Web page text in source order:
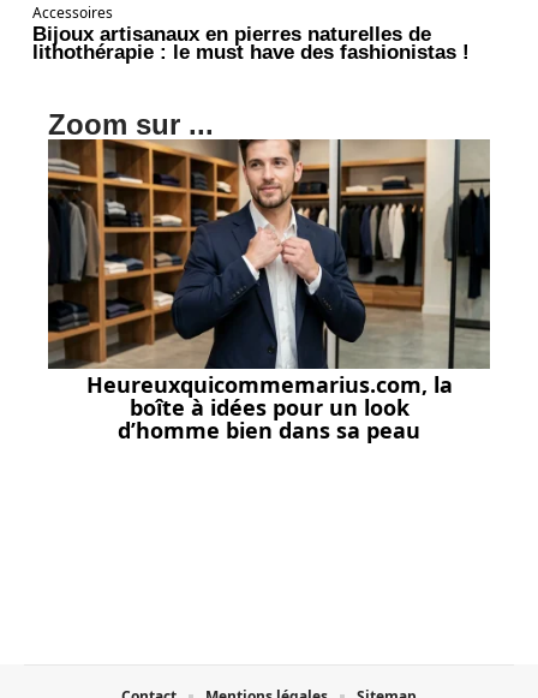
Accessoires
Bijoux artisanaux en pierres naturelles de
lithothérapie : le must have des fashionistas !
Zoom sur ...
Heureuxquicommemarius.com, la
boîte à idées pour un look
d’homme bien dans sa peau